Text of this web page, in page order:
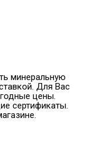
минеральную
Для Вас
цены.
сертификаты.